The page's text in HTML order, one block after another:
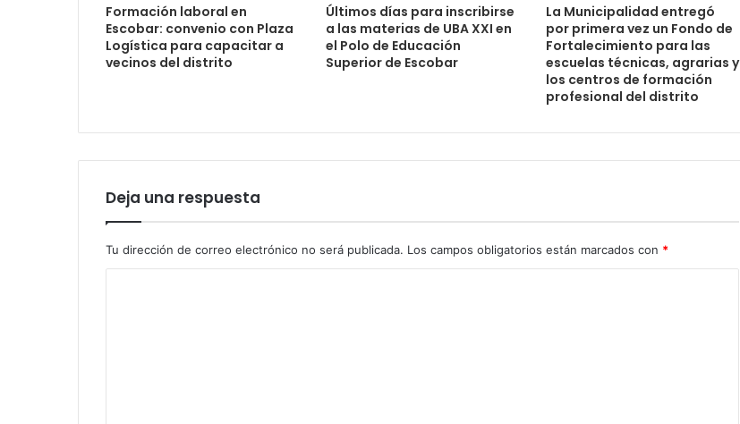
Formación laboral en
Escobar: convenio con Plaza
Logística para capacitar a
vecinos del distrito
Últimos días para inscribirse
a las materias de UBA XXI en
el Polo de Educación
Superior de Escobar
La Municipalidad entregó
por primera vez un Fondo de
Fortalecimiento para las
escuelas técnicas, agrarias y
los centros de formación
profesional del distrito
Deja una respuesta
Tu dirección de correo electrónico no será publicada. Los campos obligatorios están marcados con *